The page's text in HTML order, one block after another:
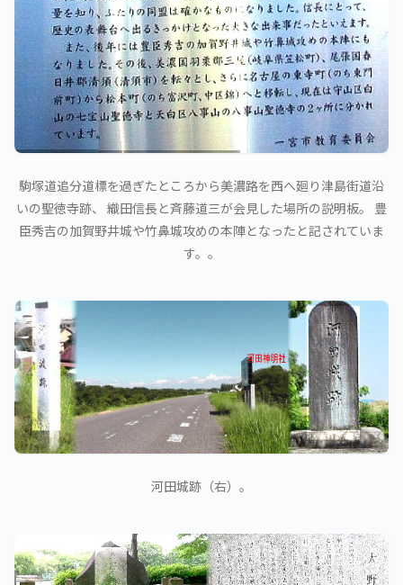
駒塚道追分道標を過ぎたところから美濃路を西へ廻り津島街道沿
いの聖徳寺跡、 織田信長と斉藤道三が会見した場所の説明板。 豊
臣秀吉の加賀野井城や竹鼻城攻めの本陣となったと記されていま
す。。
河田城跡（右）。